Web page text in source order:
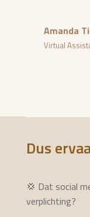
Amanda
Virtual
Dus
💢 Dat social
verplichting?